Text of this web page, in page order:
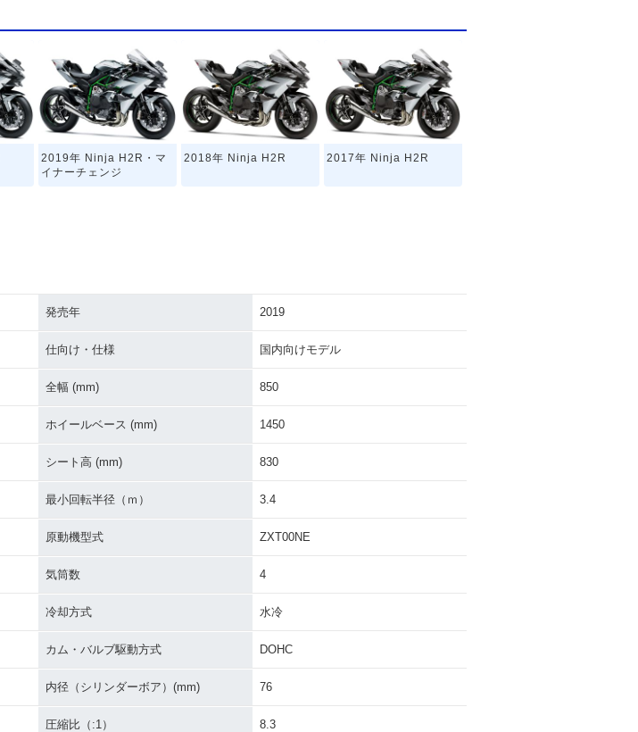
2019年 Ninja H2R・マ
イナーチェンジ
2018年 Ninja H2R 2017年 Ninja H2R
発売年 2019
仕向け・仕様 国内向けモデル
全幅 (mm) 850
ホイールベース (mm) 1450
シート高 (mm) 830
最小回転半径（ｍ） 3.4
原動機型式 ZXT00NE
気筒数 4
冷却方式 水冷
カム・バルブ駆動方式 DOHC
内径（シリンダーボア）(mm) 76
圧縮比（:1） 8.3